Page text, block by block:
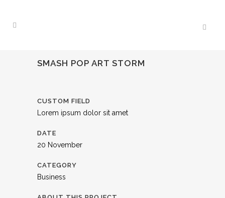
SMASH POP ART STORM
CUSTOM FIELD
Lorem ipsum dolor sit amet
DATE
20 November
CATEGORY
Business